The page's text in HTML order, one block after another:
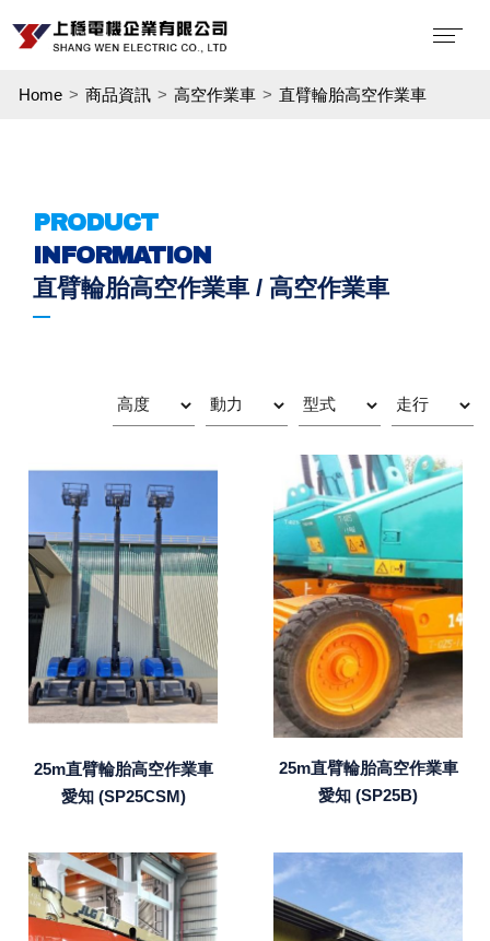
Home 商品資訊 高空作業車 直臂輪胎高空作業車
PRODUCT
INFORMATION
直臂輪胎高空作業車 / 高空作業車
25m直臂輪胎高空作業車
愛知 (SP25CSM)
25m直臂輪胎高空作業車
愛知 (SP25B)